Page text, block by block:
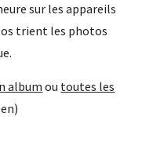
sur les appareils
trient les photos
album ou toutes les